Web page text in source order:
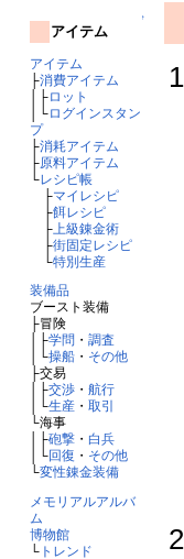
↑
アイテム
アイテム
├消費アイテム
│├ロット
│└ログインスタン
プ
├消耗アイテム
├原料アイテム
└レシピ帳
├マイレシピ
├餌レシピ
├上級錬金術
├街固定レシピ
└特別生産
装備品
ブースト装備
├冒険
│├学問 ・ 調査
│└操船・ その他
├交易
│├交渉・ 航行
│└生産・ 取引
└海事
│├砲撃・ 白兵
│└回復 ・ その他
└変性錬金装備
メモリアルアルバ
ム
博物館
└トレンド